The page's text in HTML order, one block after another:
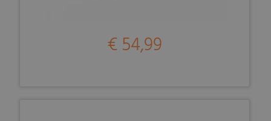
€ 54,99